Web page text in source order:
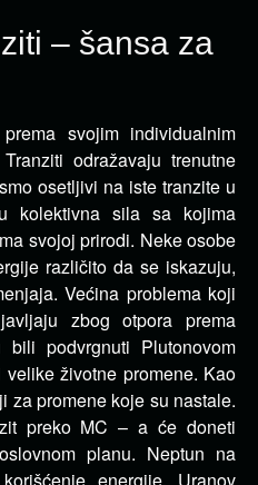
– šansa za
svojim individualnim
odražavaju trenutne
osetljivi na iste tranzite u
kolektivna sila sa kojima
svojoj prirodi. Neke osobe
različito da se iskazuju,
Većina problema koji
zbog otpora prema
podvrgnuti Plutonovom
životne promene. Kao
za promene koje su nastale.
preko MC – a će doneti
planu. Neptun na